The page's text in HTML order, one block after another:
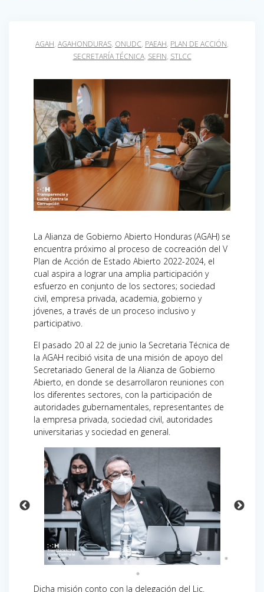
AGAH, AGAHONDURAS, ONUDC, PAEAH, PLAN DE ACCIÓN,
SECRETARÍA TÉCNICA, SEFIN, STLCC
La Alianza de Gobierno Abierto Honduras (AGAH) se
encuentra próximo al proceso de cocreación del V
Plan de Acción de Estado Abierto 2022-2024, el
cual aspira a lograr una amplia participación y
esfuerzo en conjunto de los sectores; sociedad
civil, empresa privada, academia, gobierno y
jóvenes, a través de un proceso inclusivo y
participativo.
El pasado 20 al 22 de junio la Secretaria Técnica de
la AGAH recibió visita de una misión de apoyo del
Secretariado General de la Alianza de Gobierno
Abierto, en donde se desarrollaron reuniones con
los diferentes sectores, con la participación de
autoridades gubernamentales, representantes de
la empresa privada, sociedad civil, autoridades
universitarias y sociedad en general.
Dicha misión conto con la delegación del Lic.